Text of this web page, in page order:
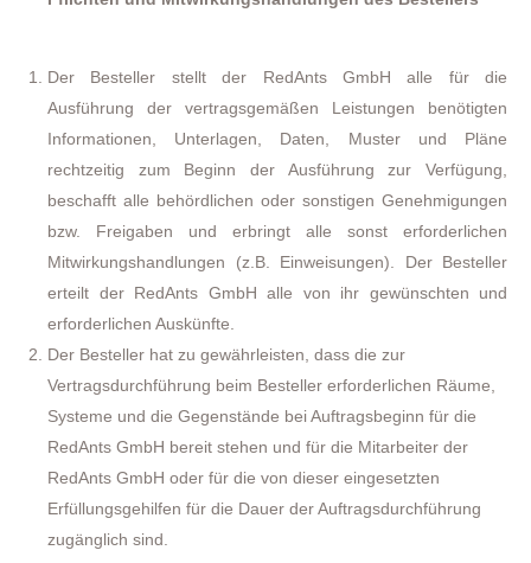
Der Besteller stellt der RedAnts GmbH alle für die
Ausführung der vertragsgemäßen Leistungen benötigten
Informationen, Unterlagen, Daten, Muster und Pläne
rechtzeitig zum Beginn der Ausführung zur Verfügung,
beschafft alle behördlichen oder sonstigen Genehmigungen
bzw. Freigaben und erbringt alle sonst erforderlichen
Mitwirkungshandlungen (z.B. Einweisungen). Der Besteller
erteilt der RedAnts GmbH alle von ihr gewünschten und
erforderlichen Auskünfte.
Der Besteller hat zu gewährleisten, dass die zur
Vertragsdurchführung beim Besteller erforderlichen Räume,
Systeme und die Gegenstände bei Auftragsbeginn für die
RedAnts GmbH bereit stehen und für die Mitarbeiter der
RedAnts GmbH oder für die von dieser eingesetzten
Erfüllungsgehilfen für die Dauer der Auftragsdurchführung
zugänglich sind.